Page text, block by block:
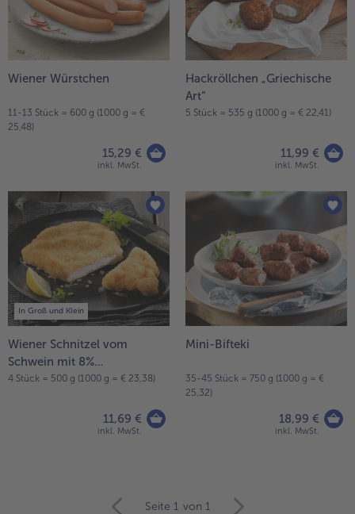
Wiener Würstchen
11-13 Stück = 600 g (1000 g = €
25,48)
15,29 €
inkl. MwSt.
Hackröllchen „Griechische
Art“
5 Stück = 535 g (1000 g = € 22,41)
11,99 €
inkl. MwSt.
In Groß und Klein
Wiener Schnitzel vom
Schwein mit 8%
Flüssigwürzung
4 Stück = 500 g (1000 g = € 23,38)
11,69 €
inkl. MwSt.
Mini-Bifteki
35-45 Stück = 750 g (1000 g = €
25,32)
18,99 €
inkl. MwSt.
Seite 1 von 1